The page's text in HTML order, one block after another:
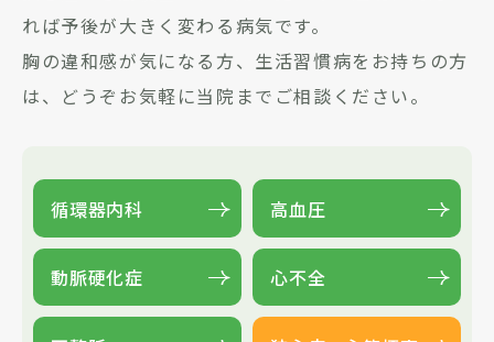
れば予後が大きく変わる病気です。
胸の違和感が気になる方、生活習慣病をお持ちの方
は、どうぞお気軽に当院までご相談ください。
循環器内科 高血圧
動脈硬化症 心不全